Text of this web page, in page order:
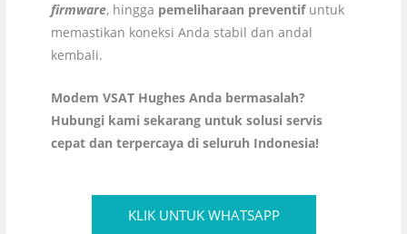
firmware, hingga pemeliharaan preventifuntuk
memastikan koneksi Anda stabil dan andal
kembali.
Modem VSAT Hughes Anda bermasalah?
Hubungi kami sekarang untuk solusi servis
cepat dan terpercaya di seluruh Indonesia!
KLIK UNTUK WHATSAPP